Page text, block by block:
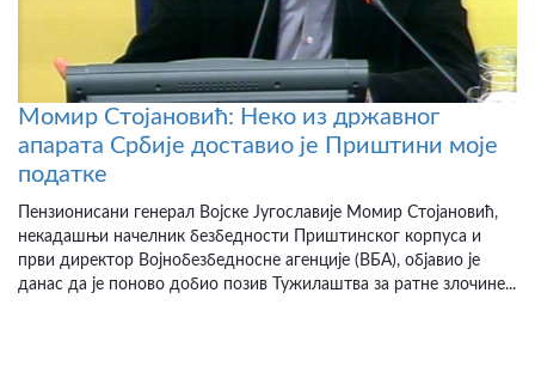
Момир Стојановић: Неко из државног
апарата Србије доставио је Приштини моје
податке
Пензионисани генерал Војске Југославије Момир Стојановић,
некадашњи начелник безбедности Приштинског корпуса и
први директор Војнобезбедносне агенције (ВБА), објавио је
данас да је поново добио позив Тужилаштва за ратне злочине...